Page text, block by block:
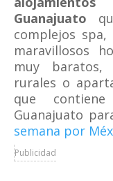
Guanajuato
complejos
maravillosos
muy baratos,
rurales o
que
Guanajuato
semana por
Publicidad